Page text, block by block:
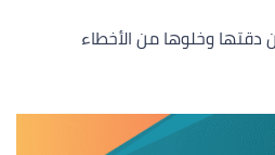
دقتها وخلوها من الأخطاء